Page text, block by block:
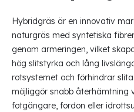
Hybridgräs är en innovativ
naturgräs med syntetiska
genom armeringen, vilket
hög slitstyrka och lång
rotsystemet och förhindrar
möjliggör snabb återhämtning
fotgängare, fordon eller